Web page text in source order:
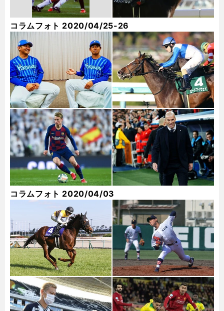
コラムフォト 2020/04/25-26
コラムフォト 2020/04/03